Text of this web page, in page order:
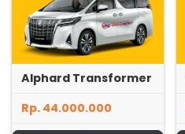
Alphard Transformer
Rp. 44.000.000